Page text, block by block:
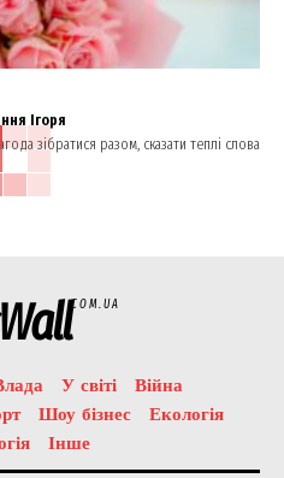
Ігоря
зібратися разом, сказати теплі слова
COM.UA
У світі
Війна
Шоу бізнес
Екологія
Інше